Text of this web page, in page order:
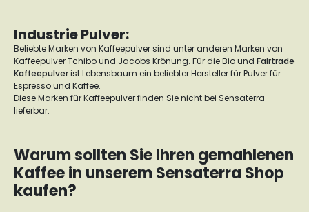
Industrie Pulver:
Beliebte Marken von Kaffeepulver sind unter anderen Marken von
Kaffeepulver Tchibo und Jacobs Krönung. Für die Bio und Fairtrade
Kaffeepulverist Lebensbaum ein beliebter Hersteller für Pulver für
Espresso und Kaffee.
Diese Marken für Kaffeepulver finden Sie nicht bei Sensaterra
lieferbar.
Warum sollten Sie Ihren gemahlenen
Kaffee in unserem Sensaterra Shop
kaufen?